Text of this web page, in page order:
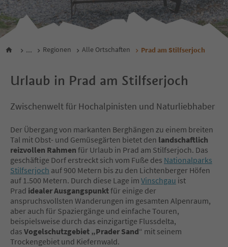
... Regionen Alle Ortschaften Prad am Stilfserjoch
Urlaub in Prad am Stilfserjoch
Zwischenwelt für Hochalpinisten und Naturliebhaber
Der Übergang von markanten Berghängen zu einem breiten
Tal mit Obst- und Gemüsegärten bietet den landschaftlich
reizvollen Rahmen für Urlaub in Prad am Stilfserjoch. Das
geschäftige Dorf erstreckt sich vom Fuße des Nationalparks
Stilfserjoch auf 900 Metern bis zu den Lichtenberger Höfen
auf 1.500 Metern. Durch diese Lage im Vinschgau ist
Prad idealer Ausgangspunktfür einige der
anspruchsvollsten Wanderungen im gesamten Alpenraum,
aber auch für Spaziergänge und einfache Touren,
beispielsweise durch das einzigartige Flussdelta,
das Vogelschutzgebiet „Prader Sand“ mit seinem
Trockengebiet und Kiefernwald.